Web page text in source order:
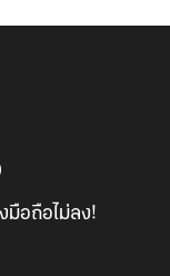
มือถือไม่ลง!